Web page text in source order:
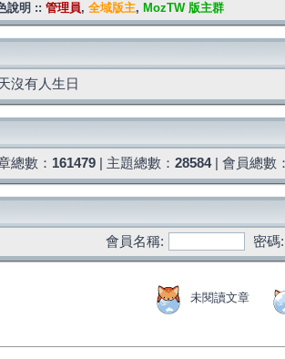
說明 :: 管理員, 全域版主, MozTW 版主群
沒有人生日
總數： 161479 | 主題總數： 28584| 會員總數
會員名稱:
密碼:
未閱讀文章